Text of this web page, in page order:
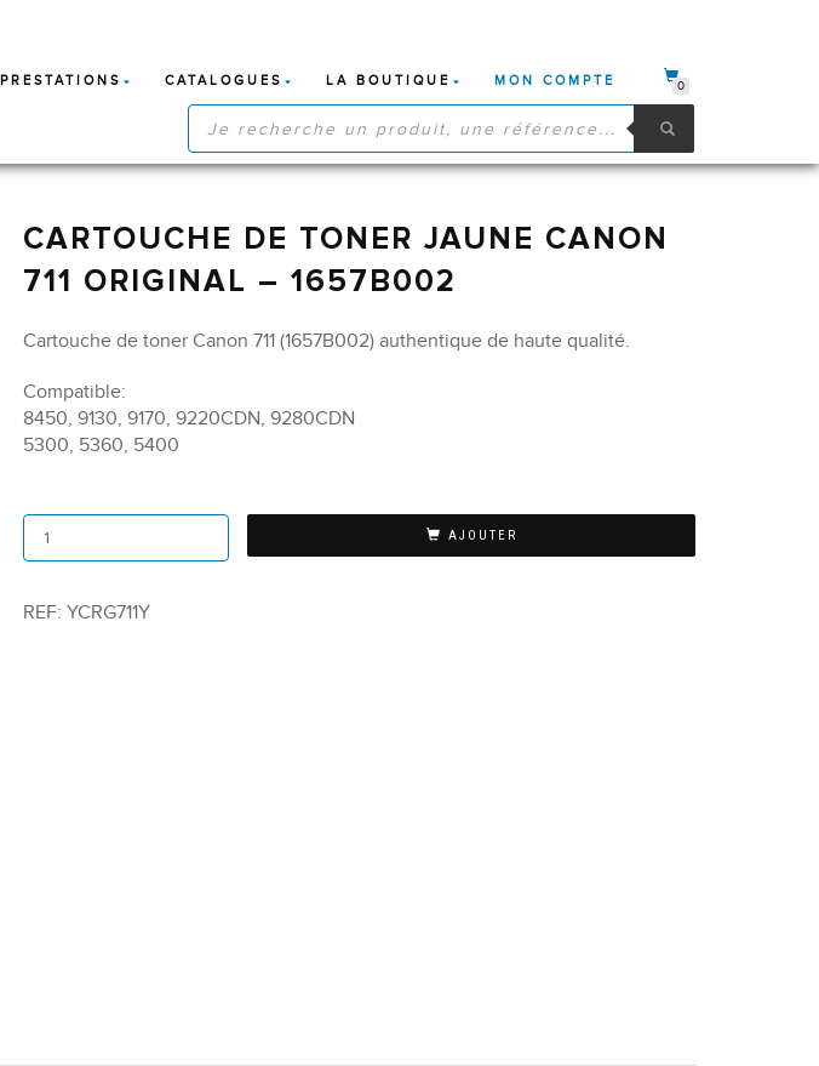
PRESTATIONS CATALOGUES LA BOUTIQUE
MON COMPTE
RECHERCHE
DE
PRODUITS
0
CARTOUCHE DE TONER JAUNE CANON
711 ORIGINAL – 1657B002
Cartouche de toner Canon 711 (1657B002) authentique de haute qualité.
Compatible:
8450, 9130, 9170, 9220CDN, 9280CDN
5300, 5360, 5400
AJOUTER
REF: YCRG711Y